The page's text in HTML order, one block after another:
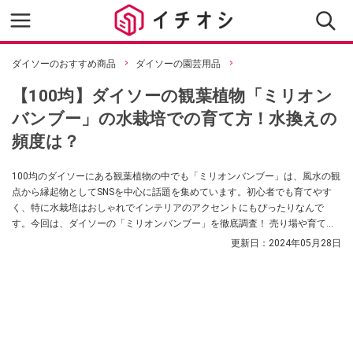
ダイソーのおすすめ商品 ダイソーの園芸用品
【100均】ダイソーの観葉植物「ミリオン
バンブー」の水栽培での育て方！水換えの
頻度は？
100均のダイソーにある観葉植物の中でも「ミリオンバンブー」は、風水の観
点から縁起物としてSNSを中心に話題を集めています。初心者でも育てやす
く、特に水栽培はおしゃれでインテリアのアクセントにもぴったりなんで
す。今回は、ダイソーの「ミリオンバンブー」を徹底調査！ 売り場や育て
方、水換えの頻度、枯れる原因など、気になる疑問をまとめました。
更新日： 2024年05月28日